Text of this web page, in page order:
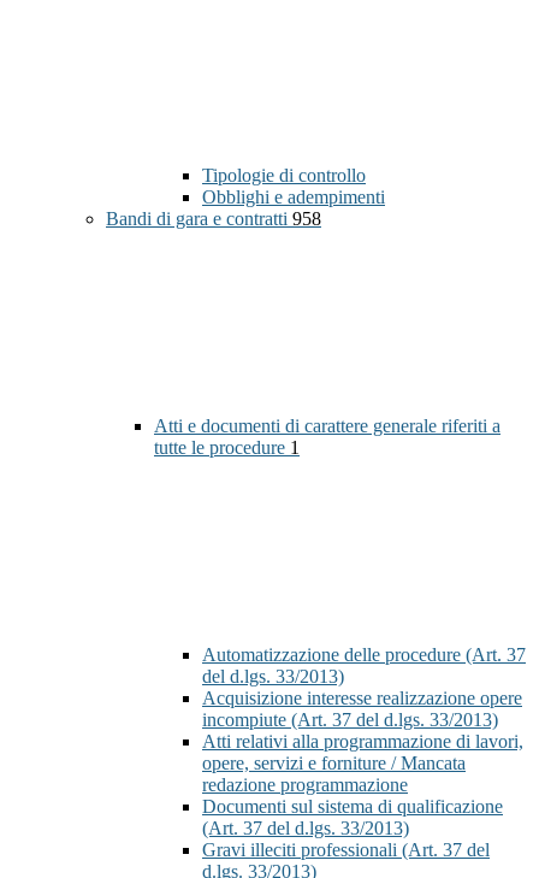
Tipologie di controllo
Obblighi e adempimenti
Bandi di gara e contratti 958
Atti e documenti di carattere generale riferiti a
tutte le procedure 1
Automatizzazione delle procedure (Art. 37
del d.lgs. 33/2013)
Acquisizione interesse realizzazione opere
incompiute (Art. 37 del d.lgs. 33/2013)
Atti relativi alla programmazione di lavori,
opere, servizi e forniture / Mancata
redazione programmazione
Documenti sul sistema di qualificazione
(Art. 37 del d.lgs. 33/2013)
Gravi illeciti professionali (Art. 37 del
d.lgs. 33/2013)